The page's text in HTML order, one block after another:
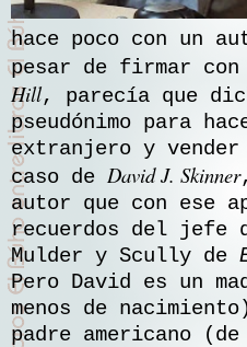
hace poco con un
pesar de firmar con
Hill, parecía que
pseudónimo para
extranjero y vender
caso de David J. Skinner
autor que con ese
recuerdos del jefe
Mulder y Scully de
Pero David es un
menos de
padre americano